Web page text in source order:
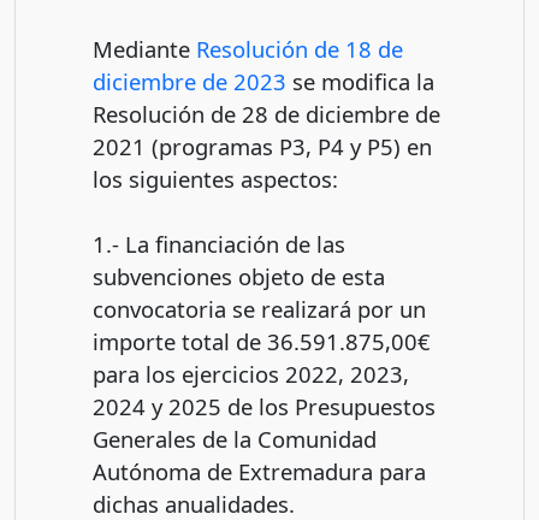
Mediante Resolución de 18 de
diciembre de 2023 se modifica la
Resolución de 28 de diciembre de
2021 (programas P3, P4 y P5) en
los siguientes aspectos:
1.- La financiación de las
subvenciones objeto de esta
convocatoria se realizará por un
importe total de 36.591.875,00€
para los ejercicios 2022, 2023,
2024 y 2025 de los Presupuestos
Generales de la Comunidad
Autónoma de Extremadura para
dichas anualidades.